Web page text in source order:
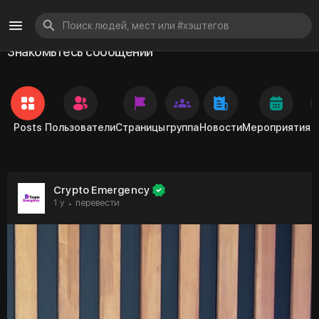
Знакомьтесь сообщений
Posts ПользователиСтраницыгруппаНовостиМероприятия
Crypto Emergency
1 y · перевести